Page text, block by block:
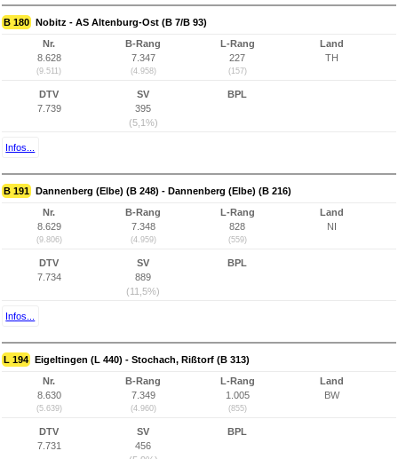
B 180 Nobitz - AS Altenburg-Ost (B 7/B 93)
Nr.
8.628
(9.511)
B-Rang
7.347
(4.958)
L-Rang
227
(157)
Land
TH
DTV
7.739
SV
395
(5,1%)
BPL
Infos...
B 191 Dannenberg (Elbe) (B 248) - Dannenberg (Elbe) (B 216)
Nr.
8.629
(9.806)
B-Rang
7.348
(4.959)
L-Rang
828
(559)
Land
NI
DTV
7.734
SV
889
(11,5%)
BPL
Infos...
L 194 Eigeltingen (L 440) - Stochach, Rißtorf (B 313)
Nr.
8.630
(5.639)
B-Rang
7.349
(4.960)
L-Rang
1.005
(855)
Land
BW
DTV
7.731
SV
456
BPL